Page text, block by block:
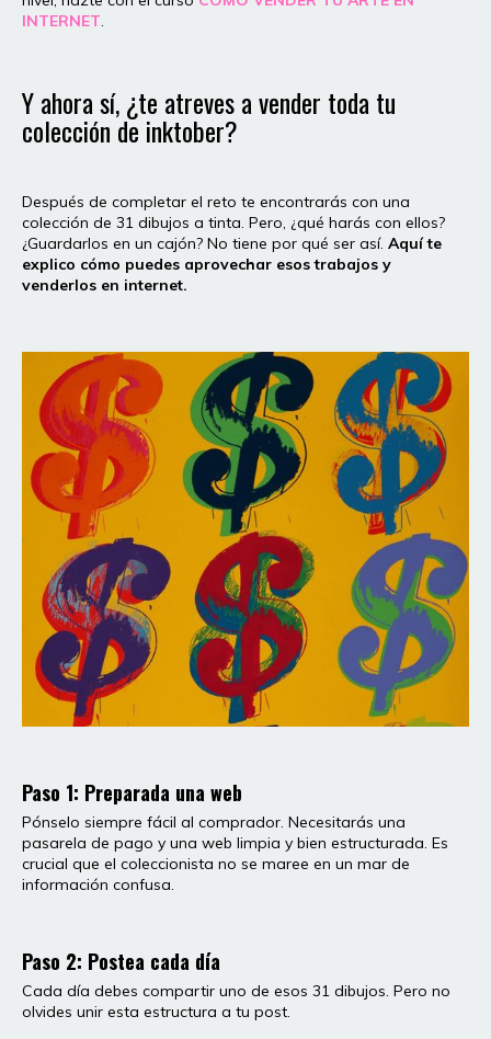
INTERNET.
Y ahora sí, ¿te atreves a vender toda tu
colección de inktober?
Después de completar el reto te encontrarás con una
colección de 31 dibujos a tinta. Pero, ¿qué harás con ellos?
¿Guardarlos en un cajón? No tiene por qué ser así. Aquí te
explico cómo puedes aprovechar esos trabajos y
venderlos en internet.
Paso 1: Preparada una web
Pónselo siempre fácil al comprador. Necesitarás una
pasarela de pago y una web limpia y bien estructurada. Es
crucial que el coleccionista no se maree en un mar de
información confusa.
Paso 2: Postea cada día
Cada día debes compartir uno de esos 31 dibujos. Pero no
olvides unir esta estructura a tu post.